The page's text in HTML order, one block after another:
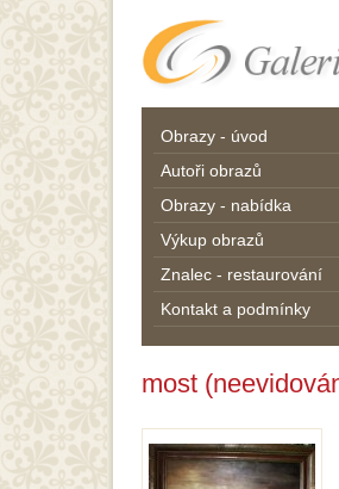
Obrazy - úvod
Autoři obrazů
Obrazy - nabídka
Výkup obrazů
Znalec - restaurování
Kontakt a podmínky
most